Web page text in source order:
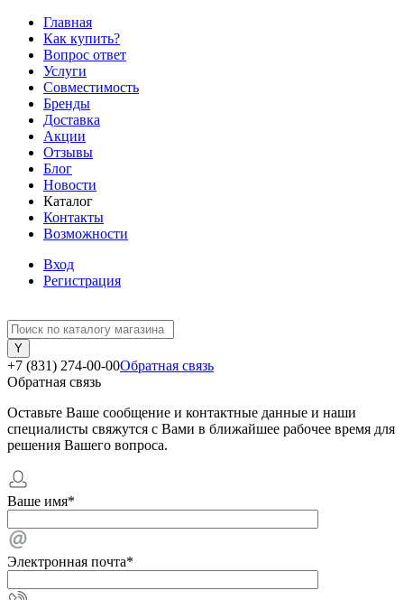
Главная
Как купить?
Вопрос ответ
Услуги
Совместимость
Бренды
Доставка
Акции
Отзывы
Блог
Новости
Каталог
Контакты
Возможности
Вход
Регистрация
+7 (831) 274-00-00Обратная связь
Обратная связь
Оставьте Ваше сообщение и контактные данные и наши
специалисты свяжутся с Вами в ближайшее рабочее время для
решения Вашего вопроса.
Ваше имя*
Электронная почта*